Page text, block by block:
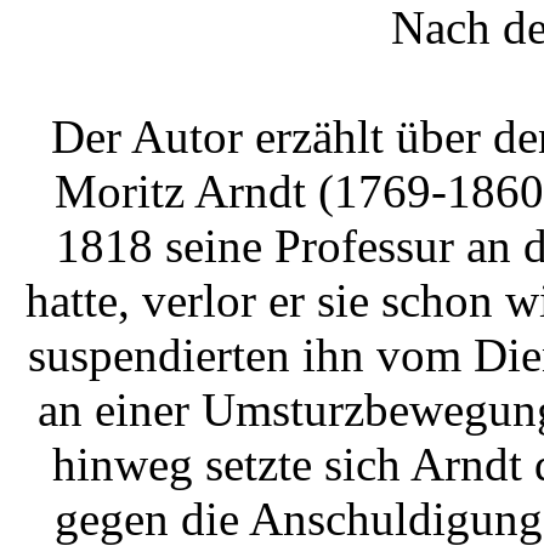
Nach
Der Autor erzählt über
Moritz Arndt (1769-
1818 seine Professur an
hatte, verlor er sie schon
suspendierten ihn vom
an einer
hinweg setzte sich
gegen die